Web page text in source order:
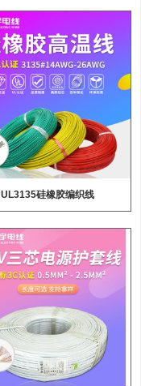
UL3135硅橡胶编织线